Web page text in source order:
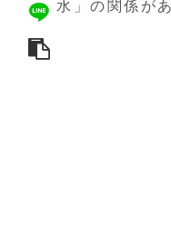
水」の関係が